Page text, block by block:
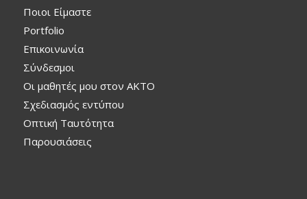
Ποιοι Είμαστε
Portfolio
Επικοινωνία
Σύνδεσμοι
Οι μαθητές μου στον ΑΚΤΟ
Σχεδιασμός εντύπου
Οπτική Ταυτότητα
Παρουσιάσεις